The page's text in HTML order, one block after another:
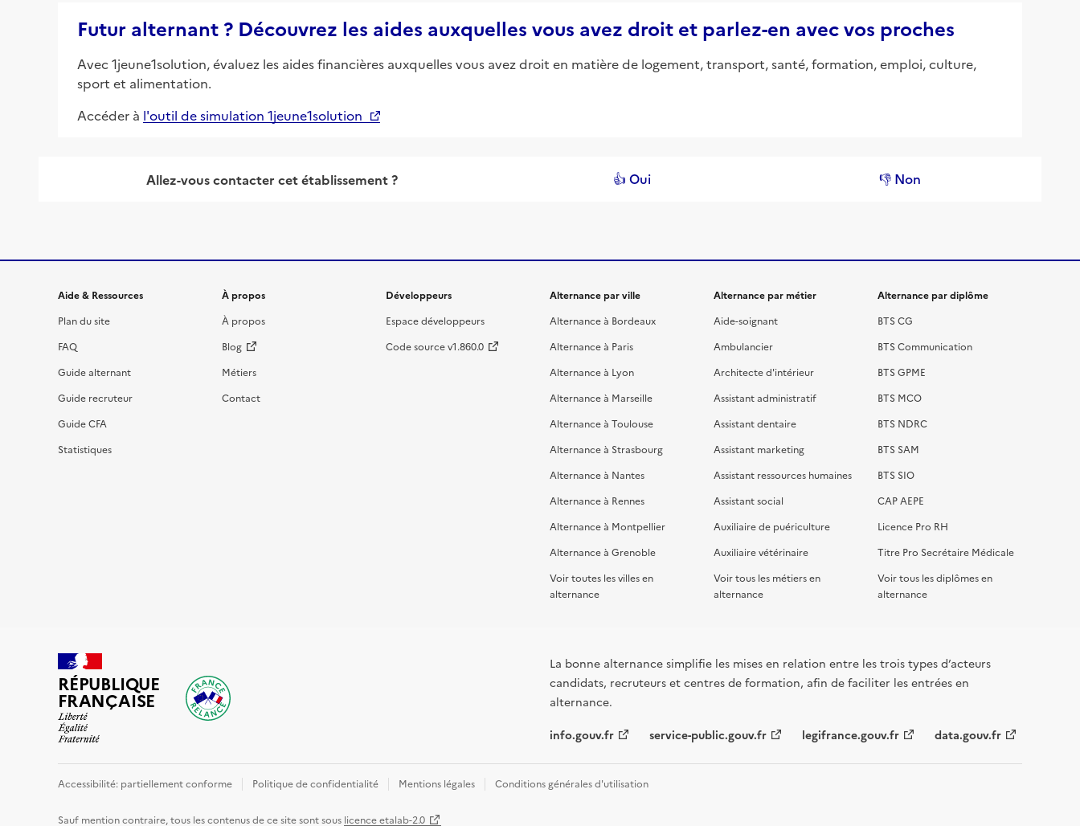
Futur alternant ? Découvrez les aides auxquelles vous avez droit et parlez-en avec vos proches
Avec 1jeune1solution, évaluez les aides financières auxquelles vous avez droit en matière de logement, transport, santé, formation, emploi, culture,
sport et alimentation.
Accéder à l'outil de simulation 1jeune1solution
Allez-vous contacter cet établissement? 👍 Oui 👎 Non
Informations et liens du site
Aide & Ressources
Plan du site
FAQ
Guide alternant
Guide recruteur
Guide CFA
Statistiques
À propos
À propos
Blog
Métiers
Contact
Développeurs
Espace développeurs
Code source v1.860.0
Alternance par ville
Alternance à Bordeaux
Alternance à Paris
Alternance à Lyon
Alternance à Marseille
Alternance à Toulouse
Alternance à Strasbourg
Alternance à Nantes
Alternance à Rennes
Alternance à Montpellier
Alternance à Grenoble
Voir toutes les villes en
alternance
Alternance par métier
Aide-soignant
Ambulancier
Architecte d'intérieur
Assistant administratif
Assistant dentaire
Assistant marketing
Assistant ressources humaines
Assistant social
Auxiliaire de puériculture
Auxiliaire vétérinaire
Voir tous les métiers en
alternance
Alternance par diplôme
BTS CG
BTS Communication
BTS GPME
BTS MCO
BTS NDRC
BTS SAM
BTS SIO
CAP AEPE
Licence Pro RH
Titre Pro Secrétaire Médicale
Voir tous les diplômes en
alternance
RÉPUBLIQUE
FRANÇAISE
La bonne alternance simplifie les mises en relation entre les trois types d’acteurs
candidats, recruteurs et centres de formation, afin de faciliter les entrées en
alternance.
info.gouv.fr service-public.gouv.fr legifrance.gouv.fr data.gouv.fr
Accessibilité: partiellement conforme Politique de confidentialité Mentions légales Conditions générales d'utilisation
Sauf mention contraire, tous les contenus de ce site sont sous licence etalab-2.0